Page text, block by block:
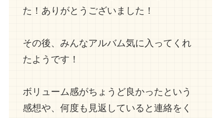
た！ありがとうございました！
その後、みんなアルバム気に入ってくれ
たようです！
ボリューム感がちょうど良かったという
感想や、何度も見返していると連絡をく